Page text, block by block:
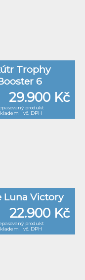
Trophy
6
29.900 Kč
produkt
| vč. DPH
Luna Victory
22.900 Kč
produkt
| vč. DPH